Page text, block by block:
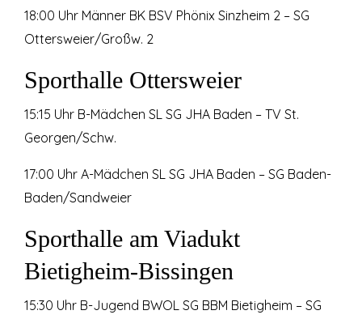
18:00 Uhr Männer BK BSV Phönix Sinzheim 2 – SG
Ottersweier/Großw. 2
Sporthalle Ottersweier
15:15 Uhr B-Mädchen SL SG JHA Baden – TV St.
Georgen/Schw.
17:00 Uhr A-Mädchen SL SG JHA Baden – SG Baden-
Baden/Sandweier
Sporthalle am Viadukt
Bietigheim-Bissingen
15:30 Uhr B-Jugend BWOL SG BBM Bietigheim – SG